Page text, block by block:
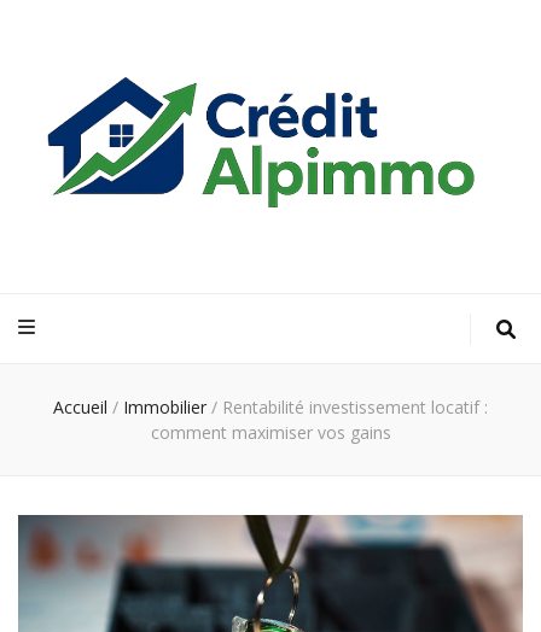
Accueil / Immobilier / Rentabilité investissement locatif :
comment maximiser vos gains